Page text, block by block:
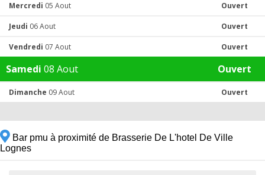
Mercredi 05 Aout Ouvert
Jeudi 06 Aout Ouvert
Vendredi 07 Aout Ouvert
Samedi 08 Aout Ouvert
Dimanche 09 Aout Ouvert
Bar pmu à proximité de Brasserie De L'hotel De Ville
Lognes